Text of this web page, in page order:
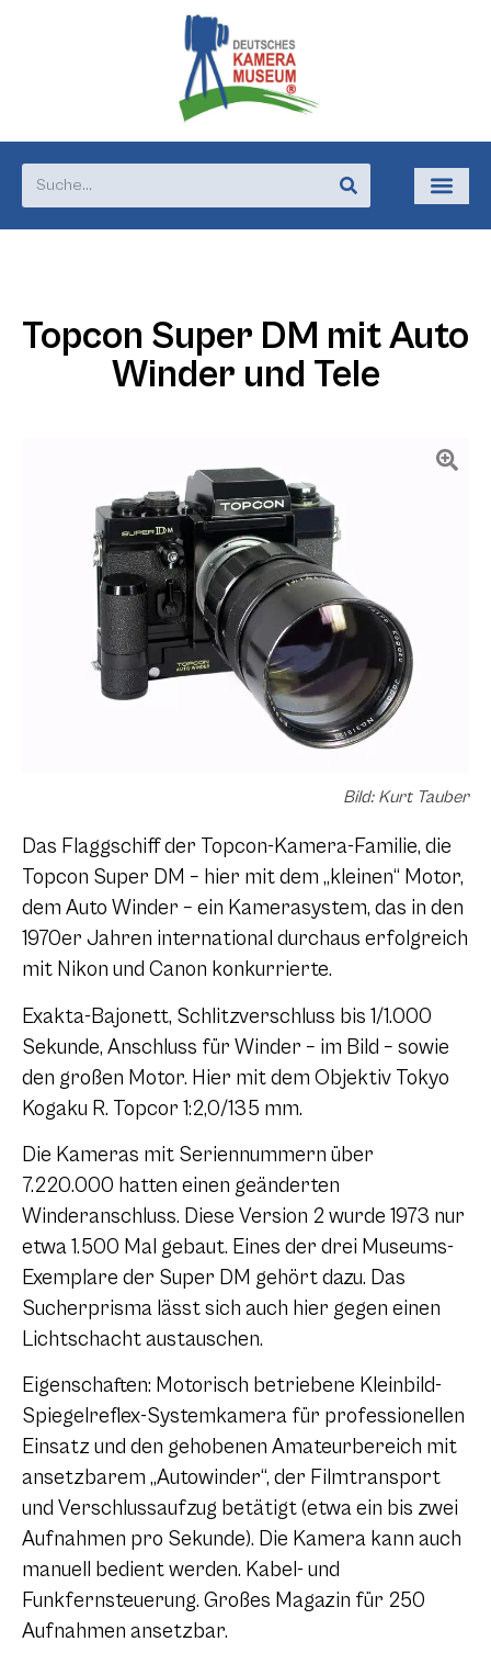
Topcon Super DM mit Auto
Winder und Tele
Bild: Kurt Tauber
Das Flaggschiff der Topcon-Kamera-Familie, die
Topcon Super DM – hier mit dem „kleinen“ Motor,
dem Auto Winder – ein Kamerasystem, das in den
1970er Jahren international durchaus erfolgreich
mit Nikon und Canon konkurrierte.
Exakta-Bajonett, Schlitzverschluss bis 1/1.000
Sekunde, Anschluss für Winder – im Bild – sowie
den großen Motor. Hier mit dem Objektiv Tokyo
Kogaku R. Topcor 1:2,0/135 mm.
Die Kameras mit Seriennummern über
7.220.000 hatten einen geänderten
Winderanschluss. Diese Version 2 wurde 1973 nur
etwa 1.500 Mal gebaut. Eines der drei Museums-
Exemplare der Super DM gehört dazu. Das
Sucherprisma lässt sich auch hier gegen einen
Lichtschacht austauschen.
Eigenschaften: Motorisch betriebene Kleinbild-
Spiegelreflex-Systemkamera für professionellen
Einsatz und den gehobenen Amateurbereich mit
ansetzbarem „Autowinder“, der Filmtransport
und Verschlussaufzug betätigt (etwa ein bis zwei
Aufnahmen pro Sekunde). Die Kamera kann auch
manuell bedient werden. Kabel- und
Funkfernsteuerung. Großes Magazin für 250
Aufnahmen ansetzbar.